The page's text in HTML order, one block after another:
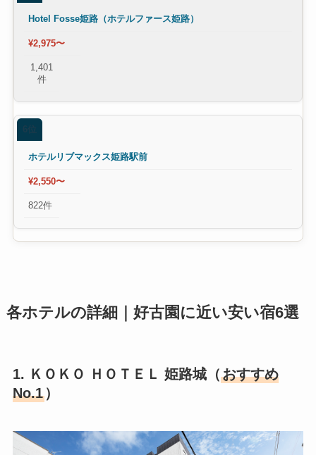
Hotel Fosse姫路（ホテルファース姫路）
¥2,975〜
1,401
件
6位
ホテルリブマックス姫路駅前
¥2,550〜
822件
各ホテルの詳細｜好古園に近い安い宿6選
1. ＫＯＫＯ ＨＯＴＥＬ 姫路城（おすすめ
No.1）